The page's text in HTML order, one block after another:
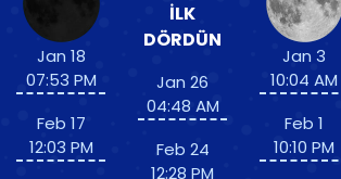
Jan 18
07:53 PM
Feb 17
12:03 PM
İLK
DÖRDÜN
Jan 26
04:48 AM
Feb 24
12:28 PM
Jan 3
10:04 AM
Feb 1
10:10 PM